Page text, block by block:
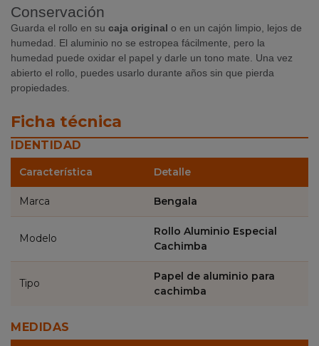
Conservación
Guarda el rollo en su caja original o en un cajón limpio, lejos de
humedad. El aluminio no se estropea fácilmente, pero la
humedad puede oxidar el papel y darle un tono mate. Una vez
abierto el rollo, puedes usarlo durante años sin que pierda
propiedades.
Ficha técnica
IDENTIDAD
Característica Detalle
Marca Bengala
Modelo
Rollo Aluminio Especial
Cachimba
Tipo
Papel de aluminio para
cachimba
MEDIDAS